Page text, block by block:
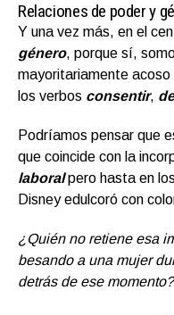
Relaciones de poder y
Y una vez más, en el
género, porque sí,
mayoritariamente acoso
los verbos consentir,
Podríamos pensar que
que coincide con la
laboral pero hasta en
Disney edulcoró con
¿Quién no retiene esa
besando a una mujer
detrás de ese